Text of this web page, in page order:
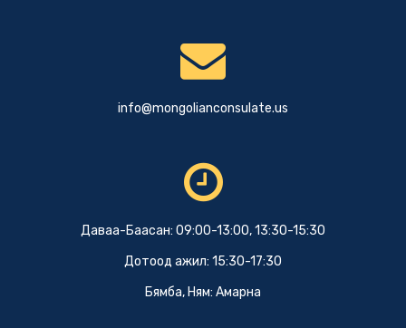
info@mongolianconsulate.us
Даваа-Баасан: 09:00-13:00, 13:30-15:30
Дотоод ажил: 15:30-17:30
Бямба, Ням: Амарна